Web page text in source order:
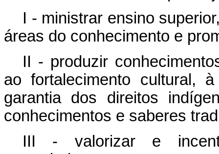
I - ministrar ensino
áreas do conhecimento e
II - produzir
ao fortalecimento cultural,
garantia dos direitos
conhecimentos e saberes
III - valorizar e